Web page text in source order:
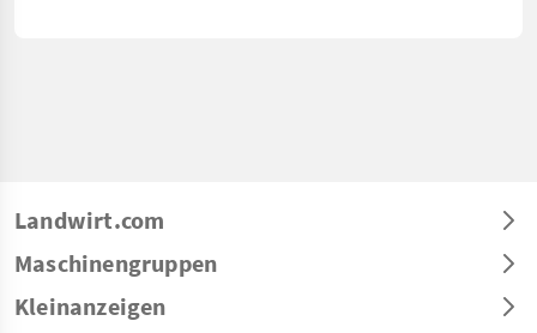
Landwirt.com
Maschinengruppen
Kleinanzeigen